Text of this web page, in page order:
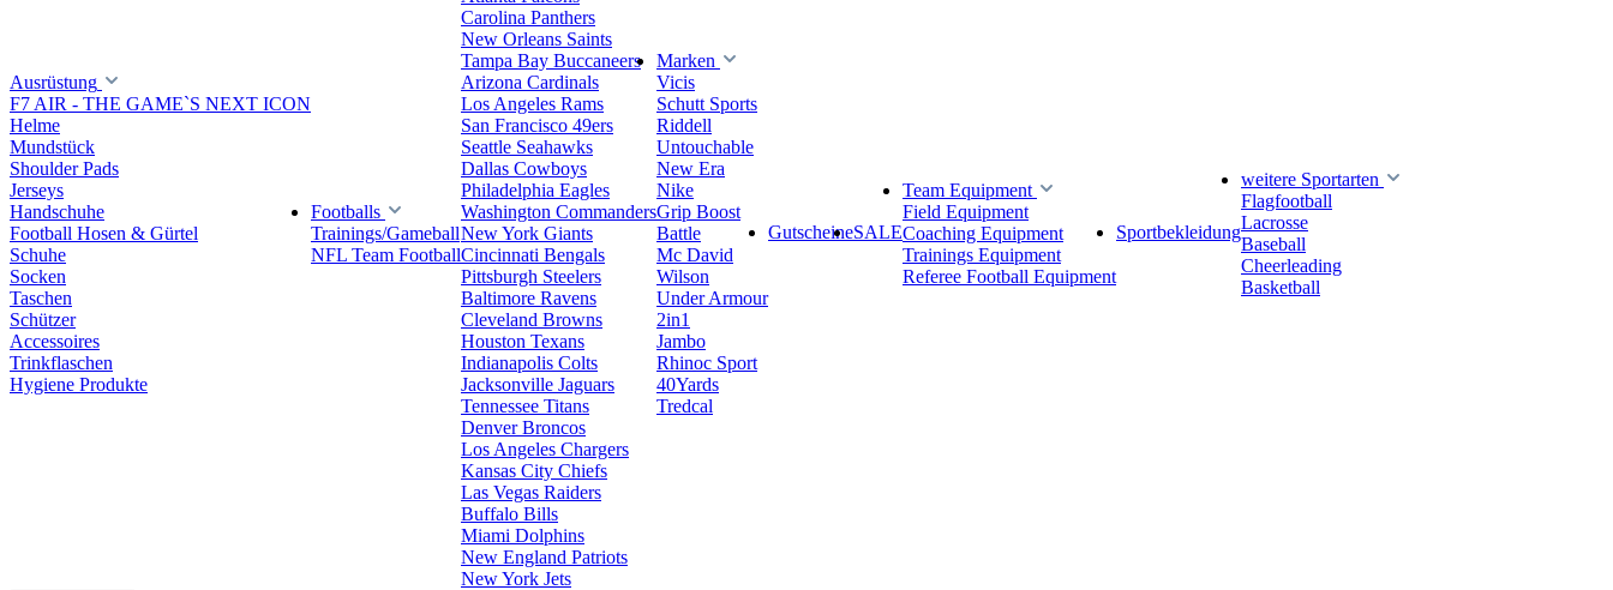
Ausrüstung
F7 AIR - THE GAME`S NEXT ICON
Helme
Mundstück
Shoulder Pads
Jerseys
Handschuhe
Football Hosen & Gürtel
Schuhe
Socken
Taschen
Schützer
Accessoires
Trinkflaschen
Hygiene Produkte
Footballs
Trainings/Gameball
NFL Team Football
Carolina Panthers
New Orleans Saints
Tampa Bay Buccaneers
Arizona Cardinals
Los Angeles Rams
San Francisco 49ers
Seattle Seahawks
Dallas Cowboys
Philadelphia Eagles
Washington Commanders
New York Giants
Cincinnati Bengals
Pittsburgh Steelers
Baltimore Ravens
Cleveland Browns
Houston Texans
Indianapolis Colts
Jacksonville Jaguars
Tennessee Titans
Denver Broncos
Los Angeles Chargers
Kansas City Chiefs
Las Vegas Raiders
Buffalo Bills
Miami Dolphins
New England Patriots
New York Jets
Marken
Vicis
Schutt Sports
Riddell
Untouchable
New Era
Nike
Grip Boost
Battle
Mc David
Wilson
Under Armour
2in1
Jambo
Rhinoc Sport
40Yards
Tredcal
GutscheineSALE
Team Equipment
Field Equipment
Coaching Equipment
Trainings Equipment
Referee Football Equipment
Sportbekleidung
weitere Sportarten
Flagfootball
Lacrosse
Baseball
Cheerleading
Basketball